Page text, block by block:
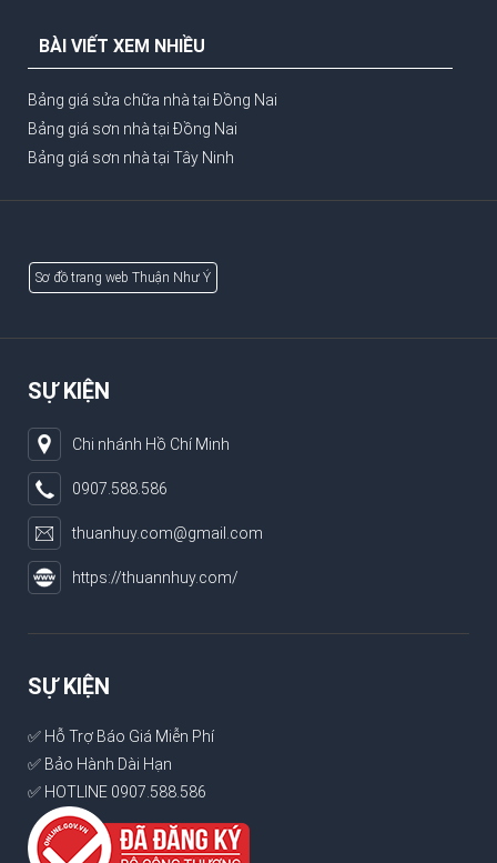
BÀI VIẾT XEM NHIỀU
Bảng giá sửa chữa nhà tại Đồng Nai
Bảng giá sơn nhà tại Đồng Nai
Bảng giá sơn nhà tại Tây Ninh
Sơ đồ trang web Thuận Như Ý
SỰ KIỆN
Chi nhánh Hồ Chí Minh
0907.588.586
thuanhuy.com@gmail.com
https://thuannhuy.com/
SỰ KIỆN
✅ Hỗ Trợ Báo Giá Miễn Phí
✅ Bảo Hành Dài Hạn
✅ HOTLINE 0907.588.586